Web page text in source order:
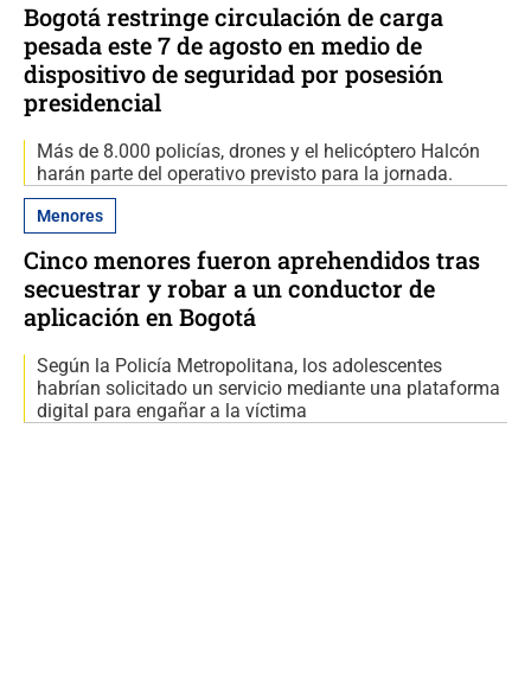
Bogotá restringe circulación de carga
pesada este 7 de agosto en medio de
dispositivo de seguridad por posesión
presidencial
Más de 8.000 policías, drones y el helicóptero Halcón
harán parte del operativo previsto para la jornada.
Menores
Cinco menores fueron aprehendidos tras
secuestrar y robar a un conductor de
aplicación en Bogotá
Según la Policía Metropolitana, los adolescentes
habrían solicitado un servicio mediante una plataforma
digital para engañar a la víctima